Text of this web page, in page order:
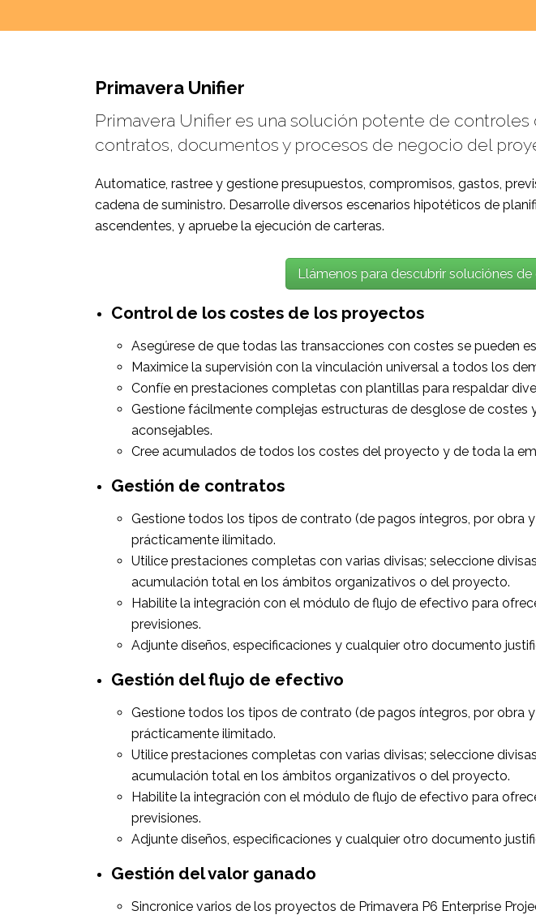
Primavera Unifier
Primavera Unifier es una solución potente de
contratos, documentos y procesos de negocio del
Automatice, rastree y gestione presupuestos, compromisos, gastos,
cadena de suministro. Desarrolle diversos escenarios hipotéticos de
ascendentes, y apruebe la ejecución de carteras.
Llámenos para descubrir soluciónes
Control de los costes de los proyectos
Asegúrese de que todas las transacciones con costes se pueden
Maximice la supervisión con la vinculación universal a todos los
Confíe en prestaciones completas con plantillas para respaldar
Gestione fácilmente complejas estructuras de desglose de
aconsejables.
Cree acumulados de todos los costes del proyecto y de toda la
Gestión de contratos
Gestione todos los tipos de contrato (de pagos íntegros, por obra
prácticamente ilimitado.
Utilice prestaciones completas con varias divisas; seleccione
acumulación total en los ámbitos organizativos o del proyecto.
Habilite la integración con el módulo de flujo de efectivo para
previsiones.
Adjunte diseños, especificaciones y cualquier otro documento
Gestión del flujo de efectivo
Gestione todos los tipos de contrato (de pagos íntegros, por obra
prácticamente ilimitado.
Utilice prestaciones completas con varias divisas; seleccione
acumulación total en los ámbitos organizativos o del proyecto.
Habilite la integración con el módulo de flujo de efectivo para
previsiones.
Adjunte diseños, especificaciones y cualquier otro documento
Gestión del valor ganado
Sincronice varios de los proyectos de Primavera P6 Enterprise